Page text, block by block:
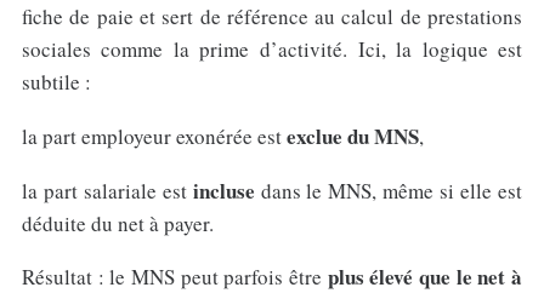
fiche de paie et sert de référence au calcul de prestations
sociales comme la prime d’activité. Ici, la logique est
subtile :
la part employeur exonérée estexclue du MNS,
la part salariale est incluse dans le MNS, même si elle est
déduite du net à payer.
Résultat : le MNS peut parfois être plus élevé que le net à